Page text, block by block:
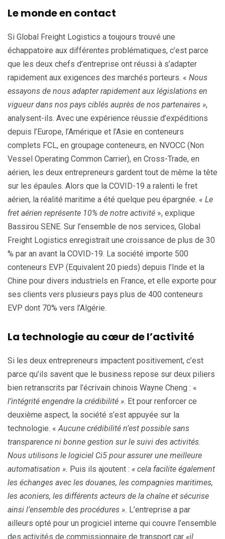
Le monde en contact
Si Global Freight Logistics a toujours trouvé une
échappatoire aux différentes problématiques, c’est parce
que les deux chefs d’entreprise ont réussi à s’adapter
rapidement aux exigences des marchés porteurs. « Nous
essayons de nous adapter rapidement aux législations en
vigueur dans nos pays ciblés auprès de nos partenaires »,
analysent-ils. Avec une expérience réussie d’expéditions
depuis l’Europe, l’Amérique et l’Asie en conteneurs
complets FCL, en groupage conteneurs, en NVOCC (Non
Vessel Operating Common Carrier), en Cross-Trade, en
aérien, les deux entrepreneurs gardent tout de même la tête
sur les épaules. Alors que la COVID-19 a ralenti le fret
aérien, la réalité maritime a été quelque peu épargnée. « Le
fret aérien représente 10% de notre activité », explique
Bassirou SENE. Sur l’ensemble de nos services, Global
Freight Logistics enregistrait une croissance de plus de 30
% par an avant la COVID-19. La société importe 500
conteneurs EVP (Equivalent 20 pieds) depuis l’Inde et la
Chine pour divers industriels en France, et elle exporte pour
ses clients vers plusieurs pays plus de 400 conteneurs
EVP dont 70% vers l’Algérie.
La technologie au cœur de l’activité
Si les deux entrepreneurs impactent positivement, c’est
parce qu’ils savent que le business repose sur deux piliers
bien retranscrits par l’écrivain chinois Wayne Cheng : «
l’intégrité engendre la crédibilité ». Et pour renforcer ce
deuxième aspect, la société s’est appuyée sur la
technologie. «Aucune crédibilité n’est possible sans
transparence ni bonne gestion sur le suivi des activités.
Nous utilisons le logiciel Ci5 pour assurer une meilleure
automatisation ». Puis ils ajoutent : « cela facilite également
les échanges avec les douanes, les compagnies maritimes,
les aconiers, les différents acteurs de la chaîne et sécurise
ainsi l’ensemble des procédures ». L’entreprise a par
ailleurs opté pour un progiciel interne qui couvre l’ensemble
des activités de commissionnaire de transport car «il